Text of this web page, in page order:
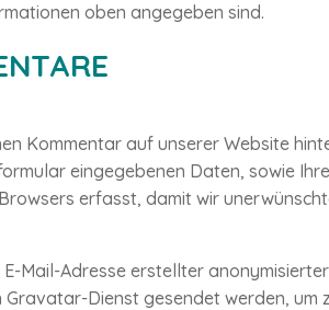
oben angegeben sind.
Kommentar auf unserer Website
eingegebenen Daten, sowie
erfasst, damit wir
E-Mail-Adresse erstellter
Gravatar-Dienst gesendet werden, um